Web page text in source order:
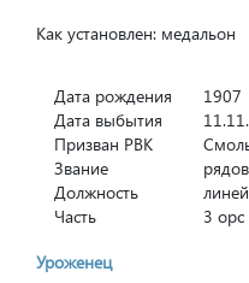
Как установлен: медальон
Дата рождения
1907
Дата выбытия
Призван РВК
Звание
Должность
Часть
3 орс
Уроженец